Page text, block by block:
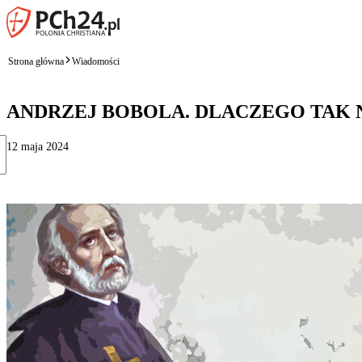
Strona główna Wiadomości
ANDRZEJ BOBOLA. DLACZEGO TAK
12 maja 2024